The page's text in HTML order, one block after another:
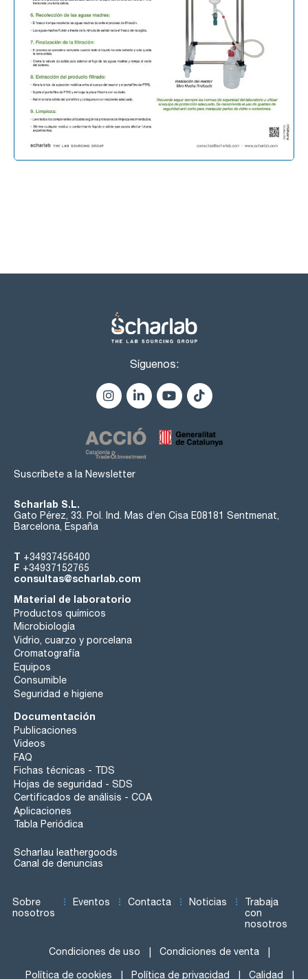
Síguenos:
Suscríbete a la Newsletter
Scharlab S.L.
Gato Pérez, 33. Pol. Ind. Mas d’en Cisa E08181 Sentmenat,
Barcelona, España
T +34937456400
F +34937152765
consultas@scharlab.com
Material de laboratorio
Productos químicos
Microbiología
Vidrio, cuarzo y porcelana
Cromatografía
Equipos
Consumible
Seguridad e higiene
Documentación
Publicaciones
Videos
FAQ
Fichas técnicas - TDS
Hojas de seguridad - SDS
Certificados de análisis - COA
Aplicaciones
Tabla Periódica
Scharlau leathergoods
Canal de denuncias
Sobre
nosotros
Eventos Contacta Noticias
Trabaja
con
nosotros
Condiciones de uso Condiciones de venta
Política de cookies Política de privacidad Calidad